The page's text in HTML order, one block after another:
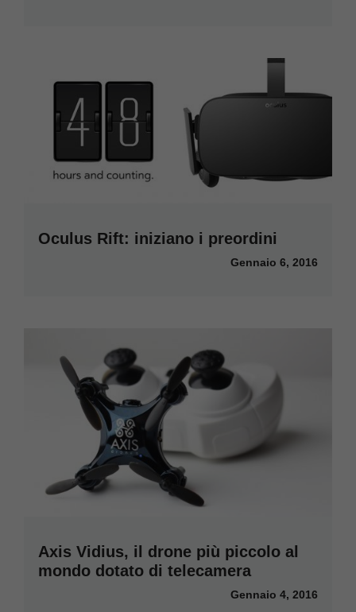
Oculus Rift: iniziano i preordini
Gennaio 6, 2016
Axis Vidius, il drone più piccolo al
mondo dotato di telecamera
Gennaio 4, 2016